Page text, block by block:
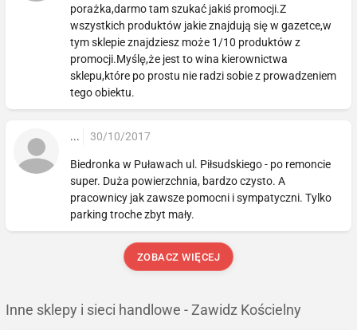
porażka,darmo tam szukać jakiś promocji.Z
wszystkich produktów jakie znajdują się w gazetce,w
tym sklepie znajdziesz może 1/10 produktów z
promocji.Myślę,że jest to wina kierownictwa
sklepu,które po prostu nie radzi sobie z prowadzeniem
tego obiektu.
... 30/10/2017
Biedronka w Puławach ul. Piłsudskiego - po remoncie
super. Duża powierzchnia, bardzo czysto. A
pracownicy jak zawsze pomocni i sympatyczni. Tylko
parking troche zbyt mały.
ZOBACZ WIĘCEJ
Inne sklepy i sieci handlowe - Zawidz Kościelny